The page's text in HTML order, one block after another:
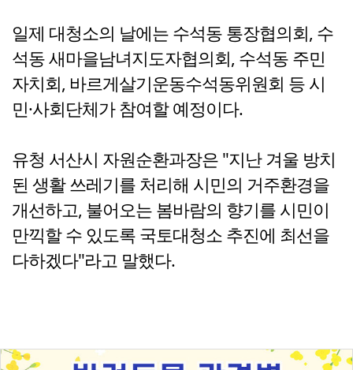
일제 대청소의 날에는 수석동 통장협의회, 수
석동 새마을남녀지도자협의회, 수석동 주민
자치회, 바르게살기운동수석동위원회 등 시
민·사회단체가 참여할 예정이다.
유청 서산시 자원순환과장은 "지난 겨울 방치
된 생활 쓰레기를 처리해 시민의 거주환경을
개선하고, 불어오는 봄바람의 향기를 시민이
만끽할 수 있도록 국토대청소 추진에 최선을
다하겠다"라고 말했다.